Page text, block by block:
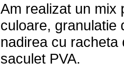
Am realizat un mix
culoare, granulatie
nadirea cu racheta
saculet PVA.